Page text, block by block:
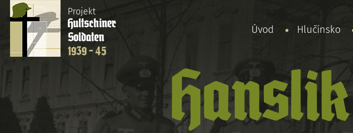
Projekt
Hultschiner
Soldaten
1939 - 45
Úvod Hlučínsko